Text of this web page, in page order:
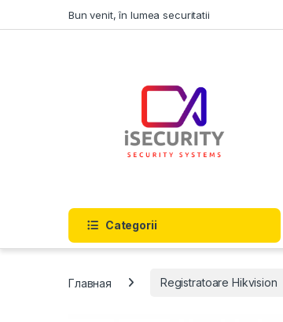
Bun venit, în lumea securitatii
Categorii
Главная Registratoare Hikvision